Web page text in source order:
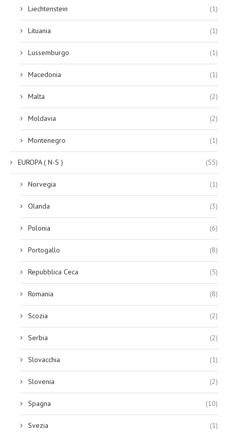
Liechtenstein (1)
Lituania (1)
Lussemburgo (1)
Macedonia (1)
Malta (2)
Moldavia (2)
Montenegro (1)
EUROPA ( N-S ) (55)
Norvegia (1)
Olanda (3)
Polonia (6)
Portogallo (8)
Repubblica Ceca (5)
Romania (8)
Scozia (2)
Serbia (2)
Slovacchia (1)
Slovenia (2)
Spagna (10)
Svezia (1)